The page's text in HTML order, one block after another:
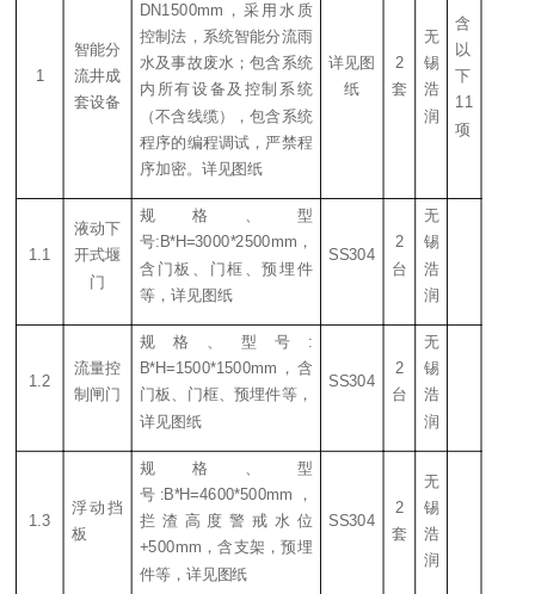
1
智能分
流井成
套设备
DN1500mm，采用水质
控制法，系统智能分流雨
水及事故废水；包含系统
内所有设备及控制系统
（不含线缆），包含系统
程序的编程调试，严禁程
序加密。详见图纸
详见图
纸
2
套
无
锡
浩
润
含
以
下
11
项
1.1
液动下
开式堰
门
规格、型
号:B*H=3000*2500mm ，
含门板、门框、预埋件
等，详见图纸
SS304
2
台
无
锡
浩
润
1.2
流量控
制闸门
规格、型号:
B*H=1500*1500mm ，含
门板、门框、预埋件等，
详见图纸
SS304
2
台
无
锡
浩
润
1.3
浮动挡
板
规格、型
号:B*H=4600*500mm
，
拦渣高度警戒水位
+500mm，含支架，预埋
件等，详见图纸
SS304
2
套
无
锡
浩
润